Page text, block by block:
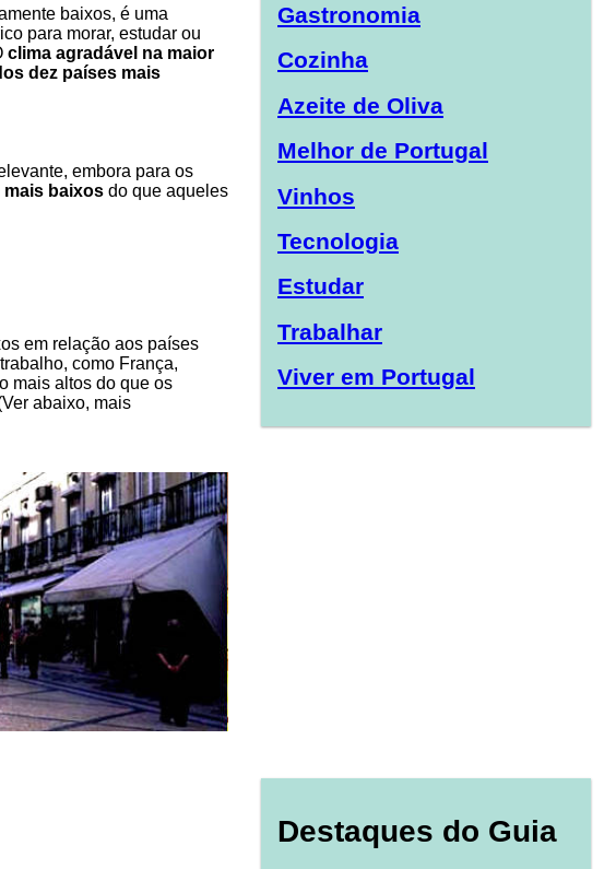
baixos, é uma
para morar, estudar ou
clima agradável na maior
dez países mais
embora para os
mais baixos do que aqueles
em relação aos países
como França,
mais altos do que os
abaixo, mais
Gastronomia
Cozinha
Azeite de Oliva
Melhor de Portugal
Vinhos
Tecnologia
Estudar
Trabalhar
Viver em Portugal
Destaques do Guia